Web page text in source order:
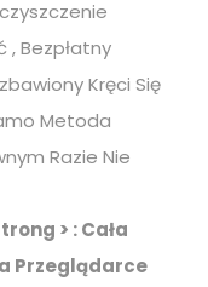
, Bezpłatny
Kręci Się
Metoda
Razie Nie
> : Cała
Przeglądarce